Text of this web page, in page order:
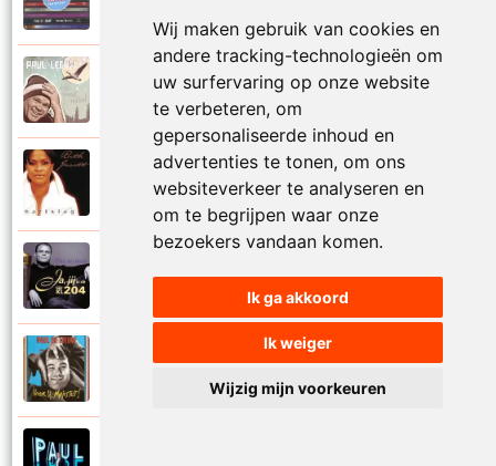
Wij maken gebruik van cookies en
andere tracking-technologieën om
uw surfervaring op onze website
te verbeteren, om
gepersonaliseerde inhoud en
advertenties te tonen, om ons
websiteverkeer te analyseren en
om te begrijpen waar onze
bezoekers vandaan komen.
Ik ga akkoord
Ik weiger
Wijzig mijn voorkeuren
Paul De Leeuw
Kerstmis
Ruth Jacott en Paul De Leeuw
Kijk niet uit
KL 204 (Als ik God was)
Paul De Leeuw